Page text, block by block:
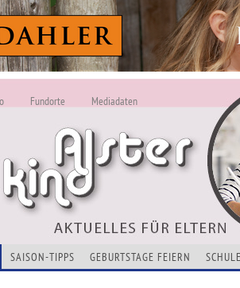
ALSTERKIND -
Alles Neu
Fundorte Mediadaten
SAISON-TIPPS GEBURTSTAGE FEIERN